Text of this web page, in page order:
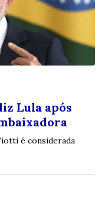
Lula após
é considerada